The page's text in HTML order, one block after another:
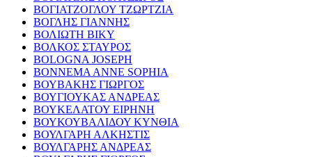
ΒΟΓΙΑΤΖΟΓΛΟΥ ΤΖΩΡΤΖΙΑ
ΒΟΓΛΗΣ ΓΙΑΝΝΗΣ
ΒΟΛΙΩΤΗ ΒΙΚΥ
ΒΟΛΚΟΣ ΣΤΑΥΡΟΣ
BOLOGNA JOSEPH
BONNEMA ANNE SOPHIA
ΒΟΥΒΑΚΗΣ ΓΙΩΡΓΟΣ
ΒΟΥΓΙΟΥΚΑΣ ΑΝΔΡΕΑΣ
ΒΟΥΚΕΛΑΤΟΥ ΕΙΡΗΝΗ
ΒΟΥΚΟΥΒΑΛΙΔΟΥ ΚΥΝΘΙΑ
ΒΟΥΛΓΑΡΗ ΑΛΚΗΣΤΙΣ
ΒΟΥΛΓΑΡΗΣ ΑΝΔΡΕΑΣ